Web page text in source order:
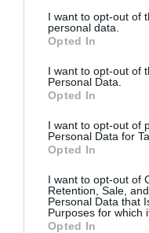
I want to opt-out of
personal data.
Opted In
I want to opt-out of
Personal Data.
Opted In
I want to opt-out of
Personal Data for
Opted In
I want to opt-out of
Retention, Sale,
Personal Data that
Purposes for which
Opted In
communiqué en interne
..donc infos à vérifier!!
Max a commenté :
GVA1112
– en effet vous
INFORMATIONS A